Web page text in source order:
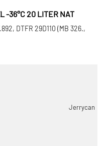
-36°C 20 LITER NAT
DTFR 29D110 (MB 326.,
Jerrycan